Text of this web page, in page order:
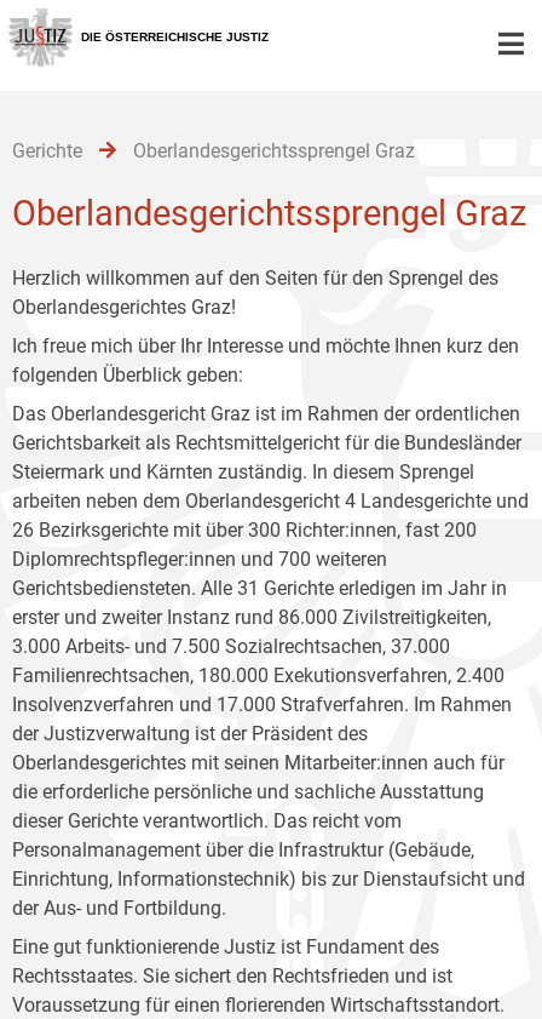
Zur
Hauptnavigation
[1]
Zum
Inhalt
[2]
Zum
Untermenü
[3]
DIE ÖSTERREICHISCHE JUSTIZ
Gerichte Oberlandesgerichtssprengel Graz
Oberlandesgerichtssprengel Graz
Herzlich willkommen auf den Seiten für den Sprengel des
Oberlandesgerichtes Graz!
Ich freue mich über Ihr Interesse und möchte Ihnen kurz den
folgenden Überblick geben:
Das Oberlandesgericht Graz ist im Rahmen der ordentlichen
Gerichtsbarkeit als Rechtsmittelgericht für die Bundesländer
Steiermark und Kärnten zuständig. In diesem Sprengel
arbeiten neben dem Oberlandesgericht 4 Landesgerichte und
26 Bezirksgerichte mit über 300 Richter:innen, fast 200
Diplomrechtspfleger:innen und 700 weiteren
Gerichtsbediensteten. Alle 31 Gerichte erledigen im Jahr in
erster und zweiter Instanz rund 86.000 Zivilstreitigkeiten,
3.000 Arbeits- und 7.500 Sozialrechtsachen, 37.000
Familienrechtsachen, 180.000 Exekutionsverfahren, 2.400
Insolvenzverfahren und 17.000 Strafverfahren. Im Rahmen
der Justizverwaltung ist der Präsident des
Oberlandesgerichtes mit seinen Mitarbeiter:innen auch für
die erforderliche persönliche und sachliche Ausstattung
dieser Gerichte verantwortlich. Das reicht vom
Personalmanagement über die Infrastruktur (Gebäude,
Einrichtung, Informationstechnik) bis zur Dienstaufsicht und
der Aus- und Fortbildung.
Eine gut funktionierende Justiz ist Fundament des
Rechtsstaates. Sie sichert den Rechtsfrieden und ist
Voraussetzung für einen florierenden Wirtschaftsstandort.